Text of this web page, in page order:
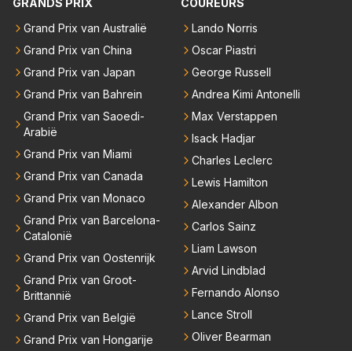
n meer. Ook andere teams verliezen mensen. Er wo
rdt teveel drama van gemaakt.
raag wilde. Max was tevreden, de rest is bonus. Iets
dergelijks heb ik bijvoorbeeld Lando Norris nog niet
horen zeggen. Eigenlijk nog geen enkele andere cou
reur...
an begrijpt je het echt niet en doe je Lewis en Max to
ch echt te kort ..
GRANDS PRIX
Grand Prix van Australië
Grand Prix van China
Grand Prix van Japan
Grand Prix van Bahrein
Grand Prix van Saoedi-
Arabië
Grand Prix van Miami
Grand Prix van Canada
Grand Prix van Monaco
Grand Prix van Barcelona-
Catalonië
Grand Prix van Oostenrijk
Grand Prix van Groot-
Brittannië
Grand Prix van België
Grand Prix van Hongarije
COUREURS
Lando Norris
Oscar Piastri
George Russell
Andrea Kimi Antonelli
Max Verstappen
Isack Hadjar
Charles Leclerc
Lewis Hamilton
Alexander Albon
Carlos Sainz
Liam Lawson
Arvid Lindblad
Fernando Alonso
Lance Stroll
Oliver Bearman